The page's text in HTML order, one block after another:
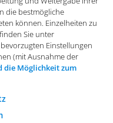
Kontakt
die bestmögliche
können. Einzelheiten zu
Sie unter
Einstellungen
(mit Ausnahme der
die Möglichkeit zum
wichtig für die einwandfreie
um das